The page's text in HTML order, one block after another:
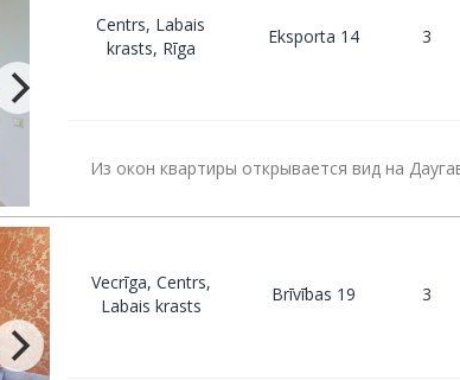
Centrs, Labais
krasts, Rīga
Eksporta 14 3
Из окон квартиры открывается вид на
Vecrīga, Centrs,
Labais krasts
Brīvības 19 3